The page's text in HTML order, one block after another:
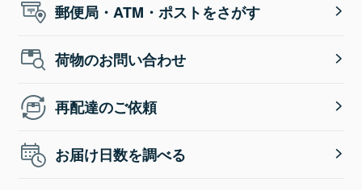
郵便局・ATM・ポストをさがす
荷物のお問い合わせ
再配達のご依頼
お届け日数を調べる